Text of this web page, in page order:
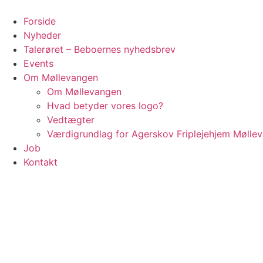
indhold
Forside
Nyheder
Talerøret – Beboernes nyhedsbrev
Events
Om Møllevangen
Om Møllevangen
Hvad betyder vores logo?
Vedtægter
Værdigrundlag for Agerskov Friplejehjem
Job
Kontakt